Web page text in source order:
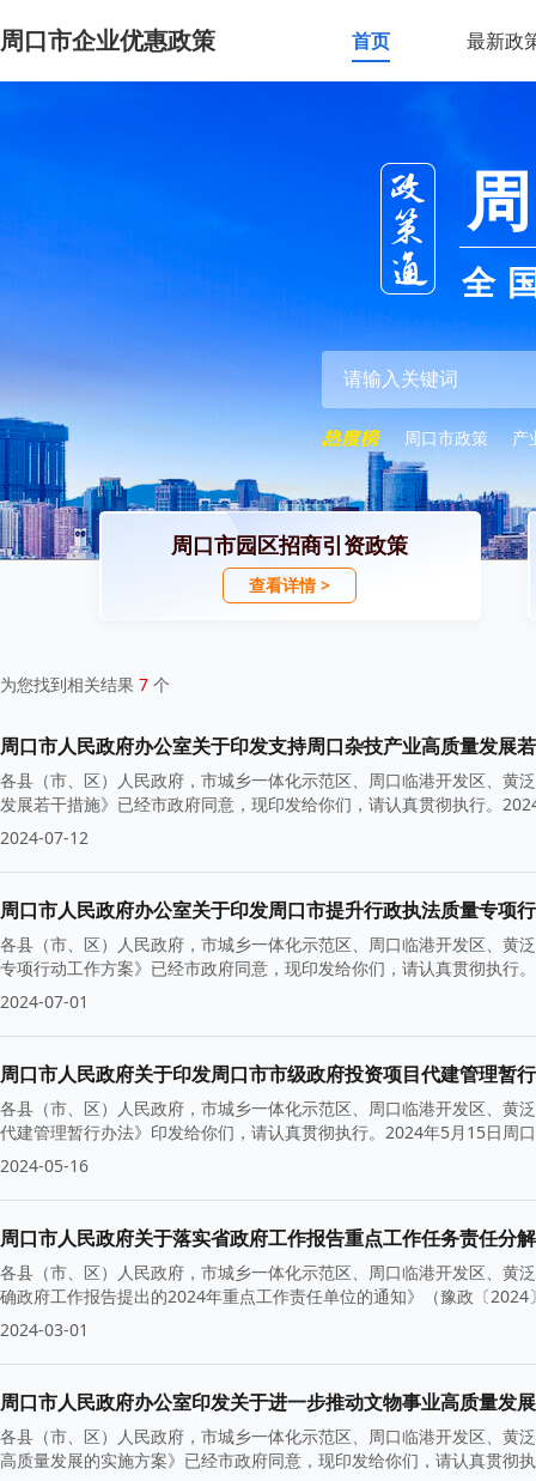
周口市企业优惠政策 首页 最新政
全
周口市政策 产
周口市园区招商引资政策
查看详情 >
为您找到相关结果 7 个
周口市人民政府办公室关于印发支持周口杂技产业高质量发展
各县（市、区）人民政府，市城乡一体化示范区、周口临港开发区、黄
发展若干措施》已经市政府同意，现印发给你们，请认真贯彻执行。
2024-07-12
周口市人民政府办公室关于印发周口市提升行政执法质量专项
各县（市、区）人民政府，市城乡一体化示范区、周口临港开发区、黄
专项行动工作方案》已经市政府同意，现印发给你们，请认真贯彻执行
2024-07-01
周口市人民政府关于印发周口市市级政府投资项目代建管理暂
各县（市、区）人民政府，市城乡一体化示范区、周口临港开发区、黄
代建管理暂行办法》印发给你们，请认真贯彻执行。2024年5月15日周
2024-05-16
周口市人民政府关于落实省政府工作报告重点工作任务责任分
各县（市、区）人民政府，市城乡一体化示范区、周口临港开发区、黄
确政府工作报告提出的2024年重点工作责任单位的通知》（豫政〔
2024-03-01
周口市人民政府办公室印发关于进一步推动文物事业高质量发
各县（市、区）人民政府，市城乡一体化示范区、周口临港开发区、黄
高质量发展的实施方案》已经市政府同意，现印发给你们，请认真贯彻